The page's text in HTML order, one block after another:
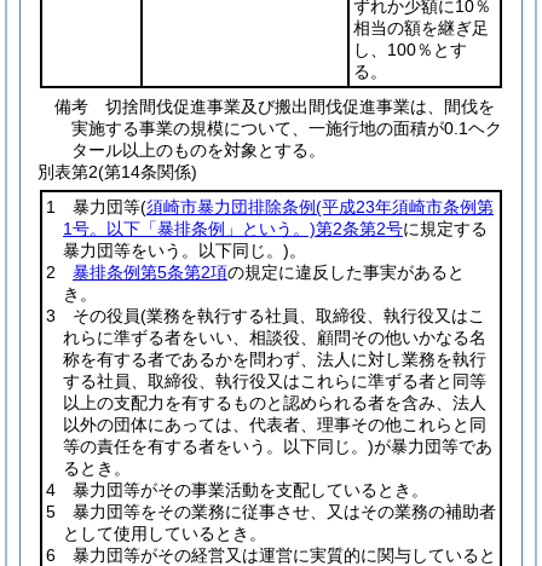
ずれか少額に10％
相当の額を継ぎ足
し、100％とす
る。
備考 切捨間伐促進事業及び搬出間伐促進事業は、間伐を
実施する事業の規模について、一施行地の面積が0.1ヘク
タール以上のものを対象とする。
別表第2(第14条関係)
1 暴力団等(須崎市暴力団排除条例(平成23年須崎市条例第
1号。以下「暴排条例」という。)第2条第2号に規定する
暴力団等をいう。以下同じ。)。
2 暴排条例第5条第2項の規定に違反した事実があると
き。
3 その役員(業務を執行する社員、取締役、執行役又はこ
れらに準ずる者をいい、相談役、顧問その他いかなる名
称を有する者であるかを問わず、法人に対し業務を執行
する社員、取締役、執行役又はこれらに準ずる者と同等
以上の支配力を有するものと認められる者を含み、法人
以外の団体にあっては、代表者、理事その他これらと同
等の責任を有する者をいう。以下同じ。)が暴力団等であ
るとき。
4 暴力団等がその事業活動を支配しているとき。
5 暴力団等をその業務に従事させ、又はその業務の補助者
として使用しているとき。
6 暴力団等がその経営又は運営に実質的に関与していると